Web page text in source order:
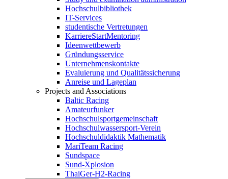
Hochschulbibliothek
IT-Services
studentische Vertretungen
KarriereStartMentoring
Ideenwettbewerb
Gründungsservice
Unternehmenskontakte
Evaluierung und Qualitätssicherung
Anreise und Lageplan
Projects and Associations
Baltic Racing
Amateurfunker
Hochschulsportgemeinschaft
Hochschulwassersport-Verein
Hochschuldidaktik Mathematik
MariTeam Racing
Sundspace
Sund-Xplosion
ThaiGer-H2-Racing